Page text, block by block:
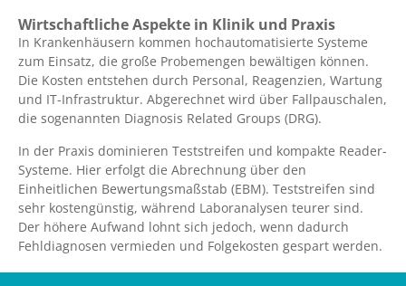
Wirtschaftliche Aspekte in Klinik und Praxis
In Krankenhäusern kommen hochautomatisierte Systeme
zum Einsatz, die große Probemengen bewältigen können.
Die Kosten entstehen durch Personal, Reagenzien, Wartung
und IT-Infrastruktur. Abgerechnet wird über Fallpauschalen,
die sogenannten Diagnosis Related Groups (DRG).
In der Praxis dominieren Teststreifen und kompakte Reader-
Systeme. Hier erfolgt die Abrechnung über den
Einheitlichen Bewertungsmaßstab (EBM). Teststreifen sind
sehr kostengünstig, während Laboranalysen teurer sind.
Der höhere Aufwand lohnt sich jedoch, wenn dadurch
Fehldiagnosen vermieden und Folgekosten gespart werden.